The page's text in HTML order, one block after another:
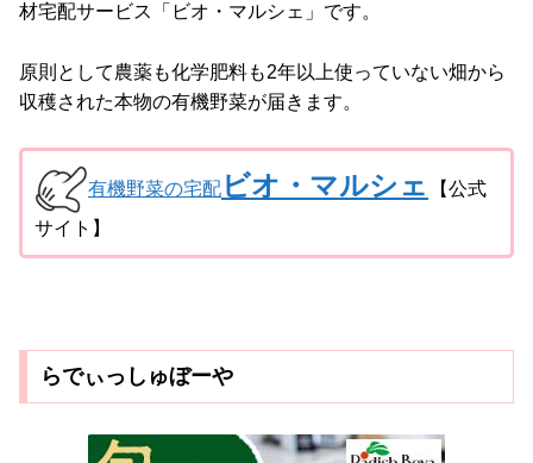
材宅配サービス「ビオ・マルシェ」です。
原則として農薬も化学肥料も2年以上使っていない畑から
収穫された本物の有機野菜が届きます。
有機野菜の宅配 ビオ・マルシェ
【公式
サイト】
らでぃっしゅぼーや